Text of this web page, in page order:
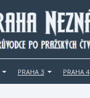
PRAHA 3 PRAHA 4